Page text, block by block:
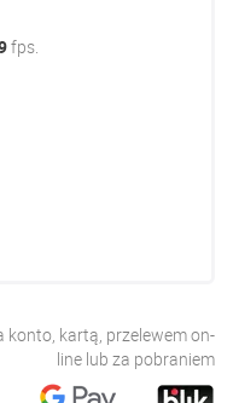
fps.
konto, kartą, przelewem on-
line lub za pobraniem